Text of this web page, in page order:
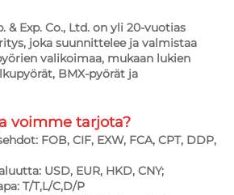
& Exp. Co., Ltd. on yli 20-vuotias
joka suunnittelee ja valmistaa
valikoimaa, mukaan lukien
BMX-pyörät ja
voimme tarjota?
FOB, CIF, EXW, FCA, CPT, DDP,
USD, EUR, HKD, CNY;
T/T,L/C,D/P